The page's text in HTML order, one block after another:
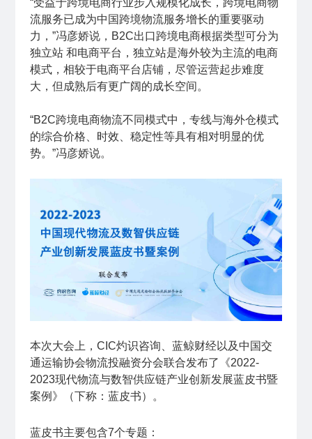
流服务已成为中国跨境物流服务增长的重要驱动
力，”冯彦娇说，B2C出口跨境电商根据类型可分为
独立站 和电商平台，独立站是海外较为主流的电商
模式，相较于电商平台店铺，尽管运营起步难度
大，但成熟后有更广阔的成长空间。
“B2C跨境电商物流不同模式中，专线与海外仓模式
的综合价格、时效、稳定性等具有相对明显的优
势。”冯彦娇说。
本次大会上，CIC灼识咨询、蓝鲸财经以及中国交
通运输协会物流投融资分会联合发布了《2022-
2023现代物流与数智供应链产业创新发展蓝皮书暨
案例》（下称：蓝皮书）。
蓝皮书主要包含7个专题：